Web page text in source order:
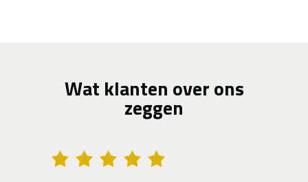
Wat klanten over ons
zeggen